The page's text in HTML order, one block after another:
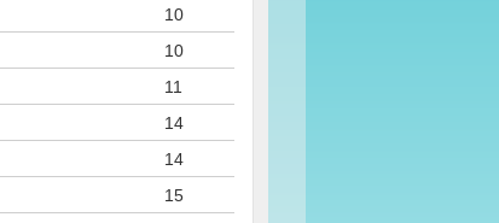
10
10
11
14
14
15